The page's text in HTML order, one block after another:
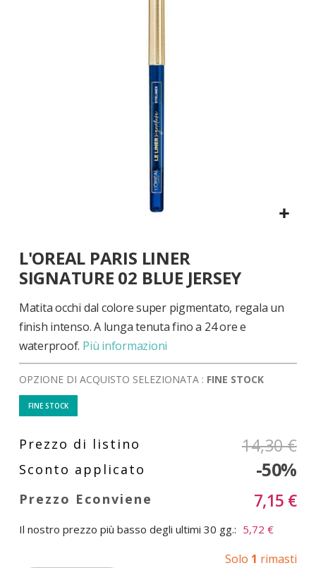
all'inizio
della
galleria
di
immagini
L'OREAL PARIS LINER
SIGNATURE 02 BLUE JERSEY
Matita occhi dal colore super pigmentato, regala un
finish intenso. A lunga tenuta fino a 24 ore e
waterproof. Più informazioni
OPZIONE DI ACQUISTO SELEZIONATA : FINE STOCK
FINE STOCK
14,30 €
-50%
7,15 €
Il nostro prezzo più basso degli ultimi 30 gg.: 5,72 €
Solo 1 rimasti